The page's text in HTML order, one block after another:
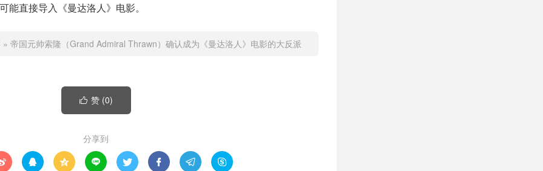
能直接导入《曼达洛人》电影。
» 帝国元帅索隆（Grand Admiral Thrawn）确认成为《曼达洛人》电影的大反派
 赞 (0)
分享到
      